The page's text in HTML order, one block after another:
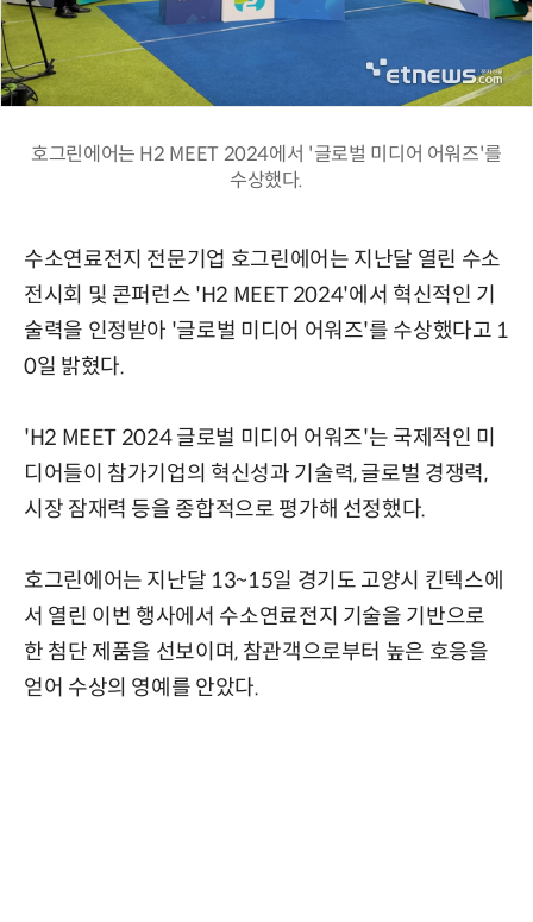
호그린에어는 H2 MEET 2024에서 '글로벌 미디어 어워즈'를
수상했다.
수소연료전지 전문기업 호그린에어는 지난달 열린 수소
전시회 및 콘퍼런스 'H2 MEET 2024'에서 혁신적인 기
술력을 인정받아 '글로벌 미디어 어워즈'를 수상했다고 1
0일 밝혔다.
'H2 MEET 2024 글로벌 미디어 어워즈'는 국제적인 미
디어들이 참가기업의 혁신성과 기술력, 글로벌 경쟁력,
시장 잠재력 등을 종합적으로 평가해 선정했다.
호그린에어는 지난달 13~15일 경기도 고양시 킨텍스에
서 열린 이번 행사에서 수소연료전지 기술을 기반으로
한 첨단 제품을 선보이며, 참관객으로부터 높은 호응을
얻어 수상의 영예를 안았다.